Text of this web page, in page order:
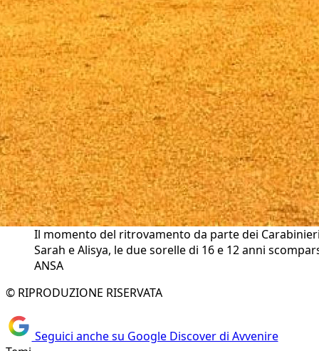
Il momento del ritrovamento da parte dei
Sarah e Alisya, le due sorelle di 16 e 12 anni
ANSA
© RIPRODUZIONE RISERVATA
Seguici anche su Google Discover di Avvenire